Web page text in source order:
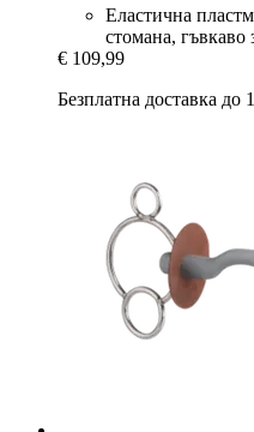
Еластична
стомана, гъвкаво
€ 109,99
Безплатна доставка до